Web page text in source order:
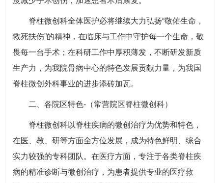
脊柱微创科全体医护必将继续大力弘扬“敬佑生命，
救死扶伤”的精神，在临床与工作中守护每一个生命，敬
畏每一台手术；在科研工作中厚积薄发，不断研发新质
生产力，为我院骨病中心的特色发展贡献力量，为我国
脊柱微创外科事业的进步添砖加瓦。
二、各院区特色-（常营院区脊柱微创科）
脊柱微创科以脊柱疾病的微创治疗为优势和特色，
在医、教、研等方面全方位发展，成为特色鲜明、综合
实力较强的专科团队。在医疗方面，专注于各类脊柱疾
病的精准诊断与微创治疗，为患者提供专业的医疗救